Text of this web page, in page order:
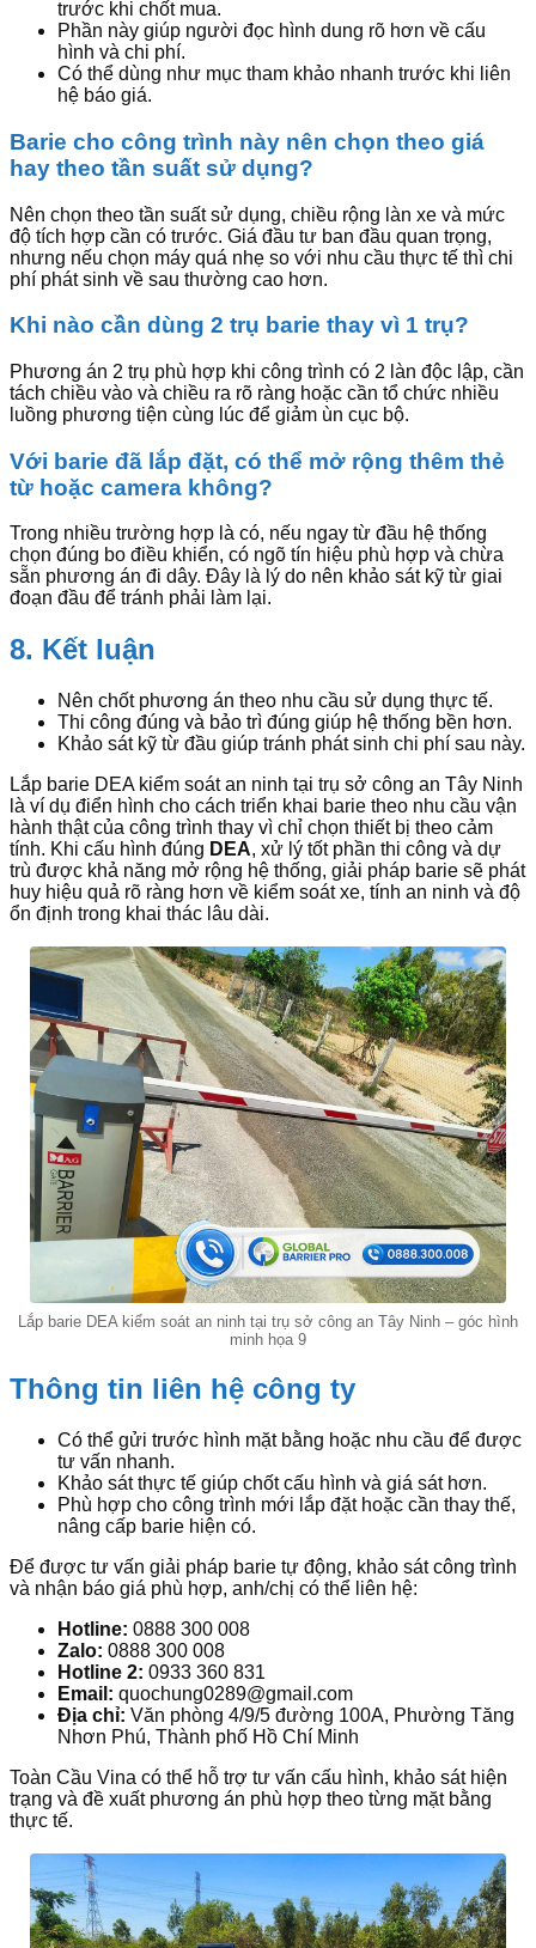
trước khi chốt mua.
Phần này giúp người đọc hình dung rõ hơn về cấu
hình và chi phí.
Có thể dùng như mục tham khảo nhanh trước khi liên
hệ báo giá.
Barie cho công trình này nên chọn theo giá
hay theo tần suất sử dụng?
Nên chọn theo tần suất sử dụng, chiều rộng làn xe và mức
độ tích hợp cần có trước. Giá đầu tư ban đầu quan trọng,
nhưng nếu chọn máy quá nhẹ so với nhu cầu thực tế thì chi
phí phát sinh về sau thường cao hơn.
Khi nào cần dùng 2 trụ barie thay vì 1 trụ?
Phương án 2 trụ phù hợp khi công trình có 2 làn độc lập, cần
tách chiều vào và chiều ra rõ ràng hoặc cần tổ chức nhiều
luồng phương tiện cùng lúc để giảm ùn cục bộ.
Với barie đã lắp đặt, có thể mở rộng thêm thẻ
từ hoặc camera không?
Trong nhiều trường hợp là có, nếu ngay từ đầu hệ thống
chọn đúng bo điều khiển, có ngõ tín hiệu phù hợp và chừa
sẵn phương án đi dây. Đây là lý do nên khảo sát kỹ từ giai
đoạn đầu để tránh phải làm lại.
8. Kết luận
Nên chốt phương án theo nhu cầu sử dụng thực tế.
Thi công đúng và bảo trì đúng giúp hệ thống bền hơn.
Khảo sát kỹ từ đầu giúp tránh phát sinh chi phí sau này.
Lắp barie DEA kiểm soát an ninh tại trụ sở công an Tây Ninh
là ví dụ điển hình cho cách triển khai barie theo nhu cầu vận
hành thật của công trình thay vì chỉ chọn thiết bị theo cảm
tính. Khi cấu hình đúng DEA, xử lý tốt phần thi công và dự
trù được khả năng mở rộng hệ thống, giải pháp barie sẽ phát
huy hiệu quả rõ ràng hơn về kiểm soát xe, tính an ninh và độ
ổn định trong khai thác lâu dài.
Lắp barie DEA kiểm soát an ninh tại trụ sở công an Tây Ninh – góc hình
minh họa 9
Thông tin liên hệ công ty
Có thể gửi trước hình mặt bằng hoặc nhu cầu để được
tư vấn nhanh.
Khảo sát thực tế giúp chốt cấu hình và giá sát hơn.
Phù hợp cho công trình mới lắp đặt hoặc cần thay thế,
nâng cấp barie hiện có.
Để được tư vấn giải pháp barie tự động, khảo sát công trình
và nhận báo giá phù hợp, anh/chị có thể liên hệ:
Hotline: 0888 300 008
Zalo: 0888 300 008
Hotline 2: 0933 360 831
Email: quochung0289@gmail.com
Địa chỉ: Văn phòng 4/9/5 đường 100A, Phường Tăng
Nhơn Phú, Thành phố Hồ Chí Minh
Toàn Cầu Vina có thể hỗ trợ tư vấn cấu hình, khảo sát hiện
trạng và đề xuất phương án phù hợp theo từng mặt bằng
thực tế.